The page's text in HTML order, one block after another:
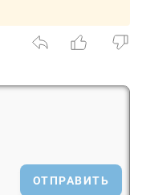
ОТПРАВИТЬ